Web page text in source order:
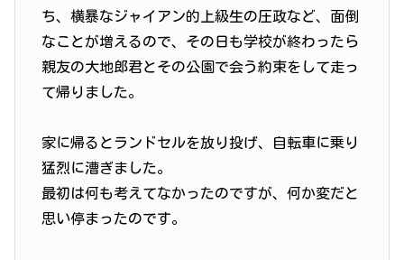
ち、横暴なジャイアン的上級生の圧政など、面倒
なことが増えるので、その日も学校が終わったら
親友の大地郎君とその公園で会う約束をして走っ
て帰りました。
家に帰るとランドセルを放り投げ、自転車に乗り
猛烈に漕ぎました。
最初は何も考えてなかったのですが、何か変だと
思い停まったのです。